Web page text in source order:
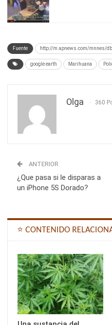
Fuente http://m.apnews.com/mnnes/
google earth Marihuana
Olga 360
ANTERIOR
¿Que pasa si le disparas a
un iPhone 5S Dorado?
⭐ CONTENIDO